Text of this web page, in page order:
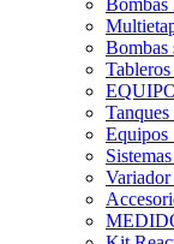
Bombas
Bombas
Tanques
Equipos
Variador